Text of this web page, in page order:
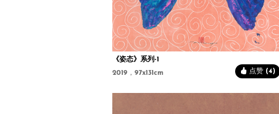
《姿态》系列-1
2019，97x131cm
点赞 (4)